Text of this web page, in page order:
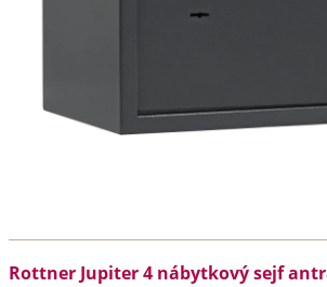
Rottner Jupiter 4 nábytkový sejf